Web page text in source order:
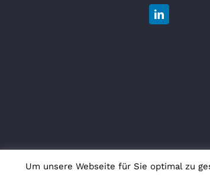
Um unsere Webseite für Sie optimal zu